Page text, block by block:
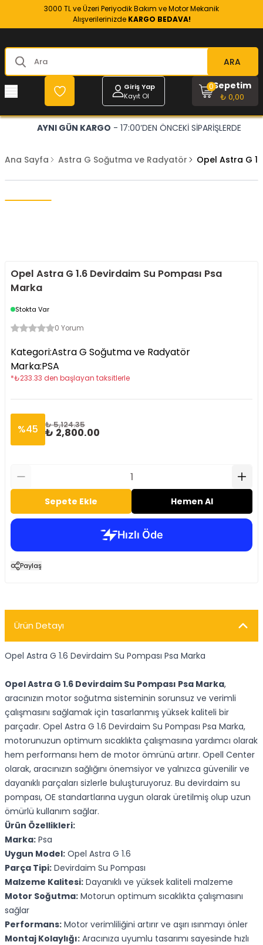
3000 TL ve Üzeri Periyodik Bakım ve Motor Mekanik
Alışverilerinizde KARGO BEDAVA!
ARA
Giriş Yap
Kayıt Ol
Sepetim
₺ 0,00
0
AYNI GÜN KARGO - 17:00’DEN ÖNCEKİ SİPARİŞLERDE
Ana Sayfa Astra G Soğutma ve Radyatör Opel Astra G
Opel Astra G 1.6 Devirdaim Su Pompası Psa
Marka
Stokta Var
0 Yorum
Kategori:Astra G Soğutma ve Radyatör
Marka:PSA
*₺233.33 den başlayan taksitlerle
%45 ₺ 5,124.35
₺ 2,800.00
Sepete Ekle Hemen Al
Paylaş
Ürün Detayı
Opel Astra G 1.6 Devirdaim Su Pompası Psa Marka
Opel Astra G 1.6 Devirdaim Su Pompası Psa Marka,
aracınızın motor soğutma sisteminin sorunsuz ve verimli
çalışmasını sağlamak için tasarlanmış yüksek kaliteli bir
parçadır. Opel Astra G 1.6 Devirdaim Su Pompası Psa Marka,
motorunuzun optimum sıcaklıkta çalışmasına yardımcı olarak
hem performansı hem de motor ömrünü artırır. Opell Center
olarak, aracınızın sağlığını önemsiyor ve yalnızca güvenilir ve
dayanıklı parçaları sizlerle buluşturuyoruz. Bu devirdaim su
pompası, OE standartlarına uygun olarak üretilmiş olup uzun
ömürlü kullanım sağlar.
Ürün Özellikleri:
Marka: Psa
Uygun Model: Opel Astra G 1.6
Parça Tipi: Devirdaim Su Pompası
Malzeme Kalitesi: Dayanıklı ve yüksek kaliteli malzeme
Motor Soğutma: Motorun optimum sıcaklıkta çalışmasını
sağlar
Performans: Motor verimliliğini artırır ve aşırı ısınmayı önler
Montaj Kolaylığı: Aracınıza uyumlu tasarımı sayesinde hızlı